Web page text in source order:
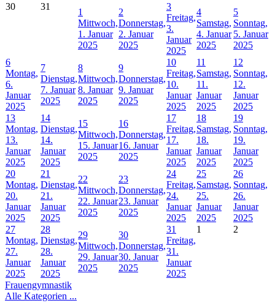
30
31
1
Mittwoch,
1. Januar
2025
2
Donnerstag,
2. Januar
2025
3
Freitag,
3.
Januar
2025
4
Samstag,
4. Januar
2025
5
Sonntag,
5. Januar
2025
6
Montag,
6.
Januar
2025
7
Dienstag,
7. Januar
2025
8
Mittwoch,
8. Januar
2025
9
Donnerstag,
9. Januar
2025
10
Freitag,
10.
Januar
2025
11
Samstag,
11.
Januar
2025
12
Sonntag,
12.
Januar
2025
13
Montag,
13.
Januar
2025
14
Dienstag,
14.
Januar
2025
15
Mittwoch,
15. Januar
2025
16
Donnerstag,
16. Januar
2025
17
Freitag,
17.
Januar
2025
18
Samstag,
18.
Januar
2025
19
Sonntag,
19.
Januar
2025
20
Montag,
20.
Januar
2025
21
Dienstag,
21.
Januar
2025
22
Mittwoch,
22. Januar
2025
23
Donnerstag,
23. Januar
2025
24
Freitag,
24.
Januar
2025
25
Samstag,
25.
Januar
2025
26
Sonntag,
26.
Januar
2025
27
Montag,
27.
Januar
2025
28
Dienstag,
28.
Januar
2025
29
Mittwoch,
29. Januar
2025
30
Donnerstag,
30. Januar
2025
31
Freitag,
31.
Januar
2025
1 2
Frauengymnastik
Alle Kategorien ...